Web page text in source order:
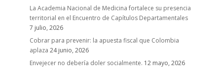
La Academia Nacional de Medicina fortalece su presencia
territorial en el Encuentro de Capítulos Departamentales
7 julio, 2026
Cobrar para prevenir: la apuesta fiscal que Colombia
aplaza 24 junio, 2026
Envejecer no debería doler socialmente. 12 mayo, 2026